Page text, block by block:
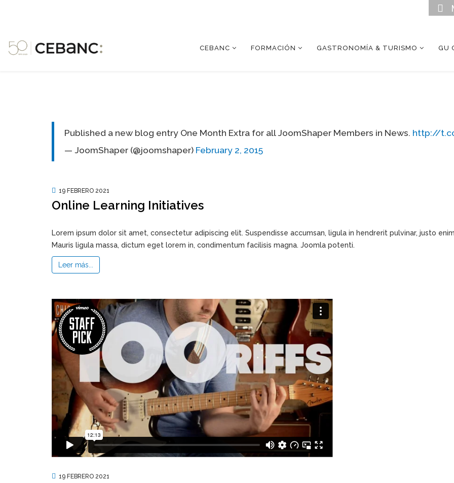
CEBANC FORMACIÓN GASTRONOMÍA & TURISMO GU
Published a new blog entry One Month Extra for all JoomShaper Members in News. http://
— JoomShaper (@joomshaper) February 2, 2015
19 FEBRERO 2021
Online Learning Initiatives
Lorem ipsum dolor sit amet, consectetur adipiscing elit. Suspendisse accumsan, ligula in hendrerit pulvinar, justo
Mauris ligula massa, dictum eget lorem in, condimentum facilisis magna. Joomla potenti.
Leer más...
19 FEBRERO 2021